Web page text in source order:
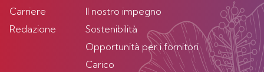
Carriere
Redazione
Il nostro impegno
Sostenibilità
Opportunità per i fornitori
Carico